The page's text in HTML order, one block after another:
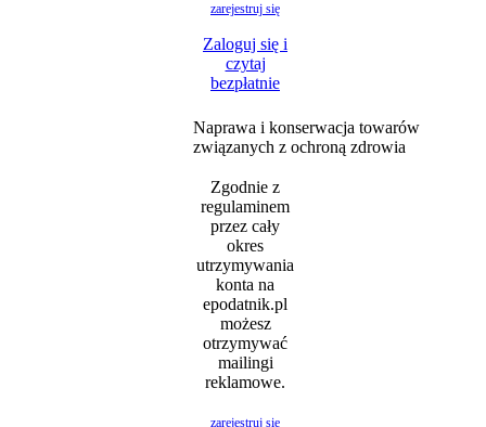
zarejestruj się
Zaloguj się i
czytaj
bezpłatnie
Naprawa i konserwacja towarów
związanych z ochroną zdrowia
Zgodnie z
regulaminem
przez cały
okres
utrzymywania
konta na
epodatnik.pl
możesz
otrzymywać
mailingi
reklamowe.
zarejestruj się